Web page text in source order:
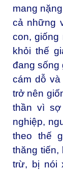
mang
cả những
con,
khỏi thế
đang sống
cám dỗ
trở nên
thần vì
nghiệp,
theo thế
thăng tiến,
trừ, bị nói